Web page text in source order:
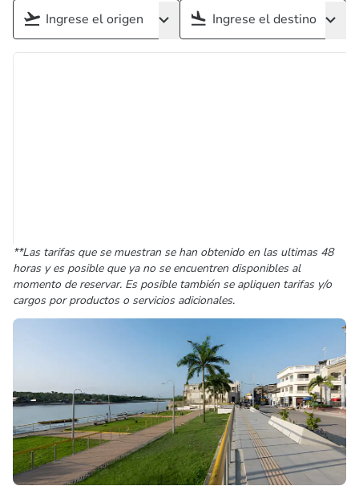
**Las tarifas que se muestran se han obtenido en las ultimas 48
horas y es posible que ya no se encuentren disponibles al
momento de reservar. Es posible también se apliquen tarifas y/o
cargos por productos o servicios adicionales.